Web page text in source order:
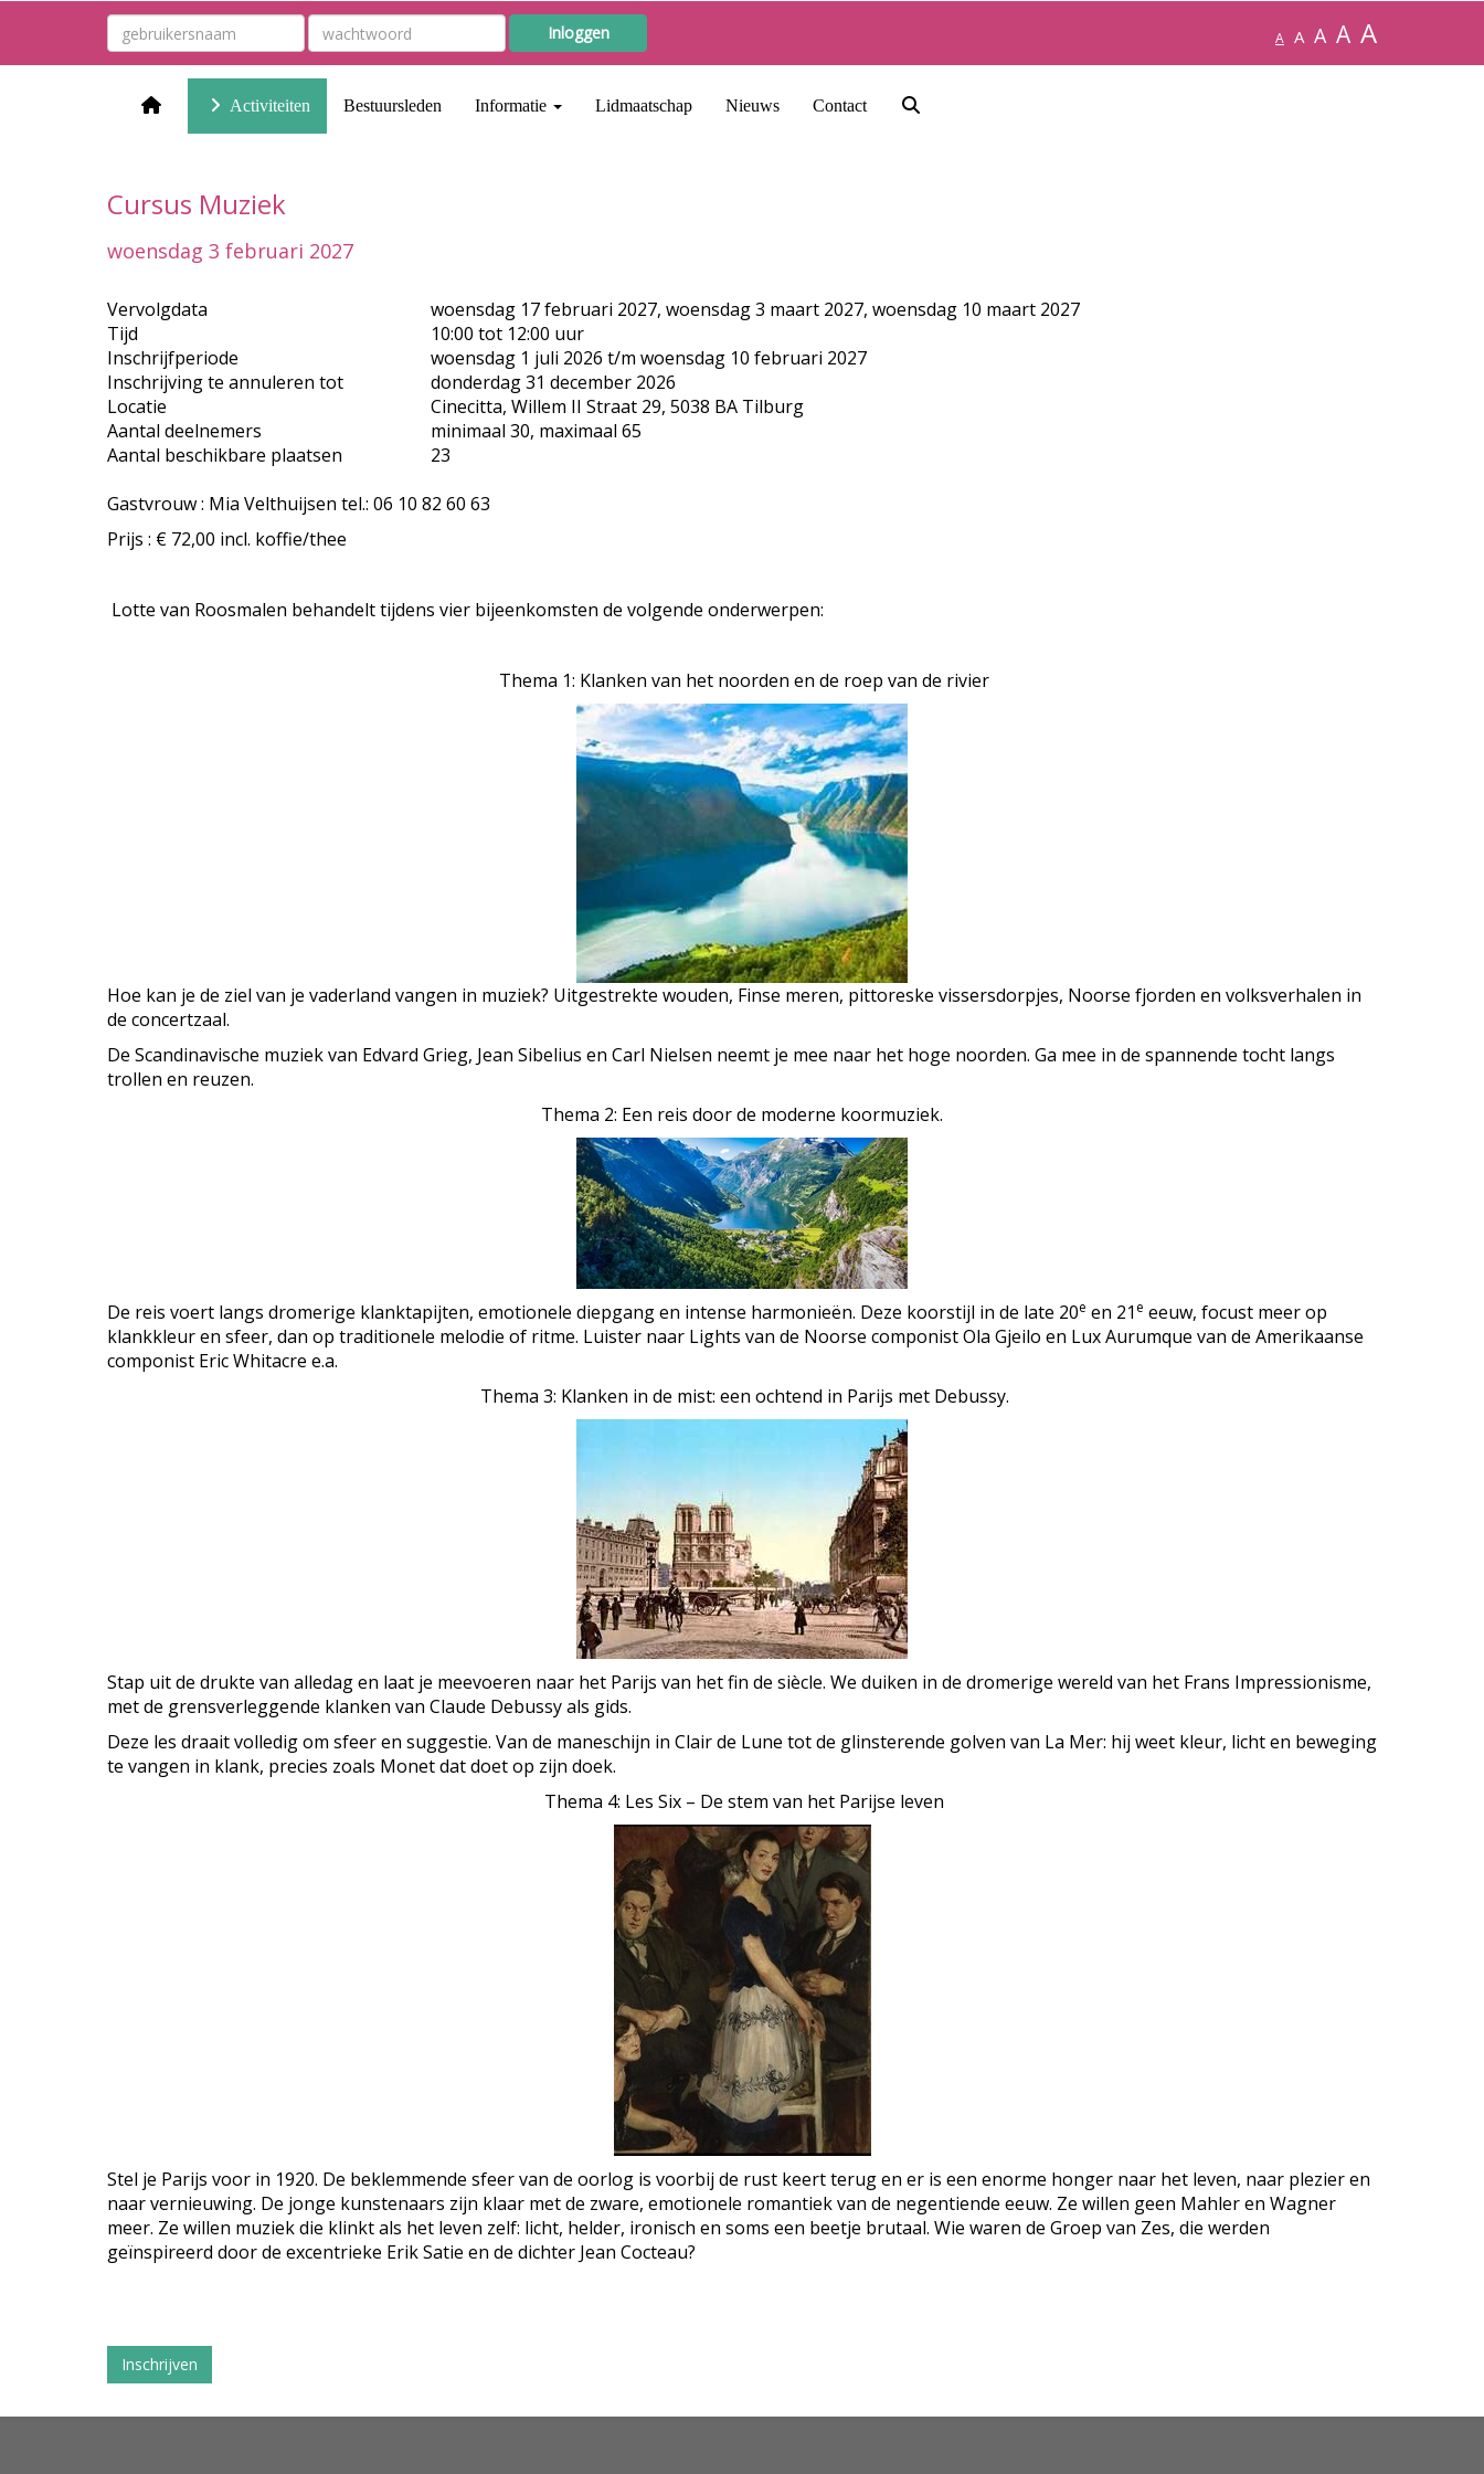
Inloggen A A A A A
Activiteiten Bestuursleden Informatie Lidmaatschap Nieuws Contact
Cursus Muziek
woensdag 3 februari 2027
Vervolgdata
woensdag 17 februari 2027, woensdag 3 maart 2027, woensdag 10 maart 2027
Tijd
10:00 tot 12:00 uur
Inschrijfperiode
woensdag 1 juli 2026 t/m woensdag 10 februari 2027
Inschrijving te annuleren tot
donderdag 31 december 2026
Locatie
Cinecitta, Willem II Straat 29, 5038 BA Tilburg
Aantal deelnemers
minimaal 30, maximaal 65
Aantal beschikbare plaatsen
23
Gastvrouw : Mia Velthuijsen tel.: 06 10 82 60 63
Prijs : € 72,00 incl. koffie/thee
Lotte van Roosmalen behandelt tijdens vier bijeenkomsten de volgende onderwerpen:
Thema 1: Klanken van het noorden en de roep van de rivier
Hoe kan je de ziel van je vaderland vangen in muziek? Uitgestrekte wouden, Finse meren, pittoreske vissersdorpjes, Noorse fjorden en volksverhalen in
de concertzaal.
De Scandinavische muziek van Edvard Grieg, Jean Sibelius en Carl Nielsen neemt je mee naar het hoge noorden. Ga mee in de spannende tocht langs
trollen en reuzen.
Thema 2: Een reis door de moderne koormuziek.
De reis voert langs dromerige klanktapijten, emotionele diepgang en intense harmonieën. Deze koorstijl in de late 20e en 21 e eeuw, focust meer op
klankkleur en sfeer, dan op traditionele melodie of ritme. Luister naar Lights van de Noorse componist Ola Gjeilo en Lux Aurumque van de Amerikaanse
componist Eric Whitacre e.a.
Thema 3: Klanken in de mist: een ochtend in Parijs met Debussy.
Stap uit de drukte van alledag en laat je meevoeren naar het Parijs van het fin de siècle. We duiken in de dromerige wereld van het Frans Impressionisme,
met de grensverleggende klanken van Claude Debussy als gids.
Deze les draait volledig om sfeer en suggestie. Van de maneschijn in Clair de Lune tot de glinsterende golven van La Mer: hij weet kleur, licht en beweging
te vangen in klank, precies zoals Monet dat doet op zijn doek.
Thema 4: Les Six – De stem van het Parijse leven
Stel je Parijs voor in 1920. De beklemmende sfeer van de oorlog is voorbij de rust keert terug en er is een enorme honger naar het leven, naar plezier en
naar vernieuwing. De jonge kunstenaars zijn klaar met de zware, emotionele romantiek van de negentiende eeuw. Ze willen geen Mahler en Wagner
meer. Ze willen muziek die klinkt als het leven zelf: licht, helder, ironisch en soms een beetje brutaal. Wie waren de Groep van Zes, die werden
geïnspireerd door de excentrieke Erik Satie en de dichter Jean Cocteau?
Inschrijven